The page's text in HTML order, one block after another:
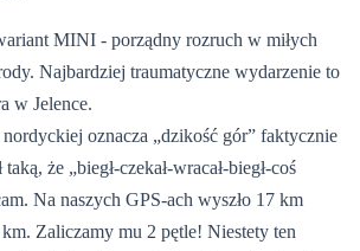
MINI - porządny rozruch w miłych
Najbardziej traumatyczne wydarzenie to
w Jelence.
oznacza „dzikość gór” faktycznie
że „biegł-czekał-wracał-biegł-coś
Na naszych GPS-ach wyszło 17 km
Zaliczamy mu 2 pętle! Niestety ten